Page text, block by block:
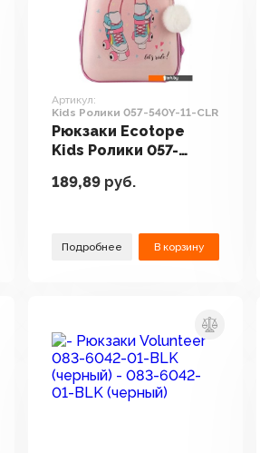
Артикул:
Kids Ролики 057-540Y-11-CLR
Рюкзаки Ecotope
Kids Ролики 057-
189,89руб.
Подробнее В корзину